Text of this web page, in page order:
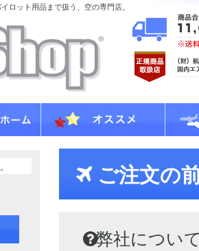
ロット用品まで扱う、空の専門店。
ご注文の
弊社につい